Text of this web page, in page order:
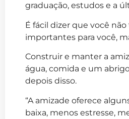
graduação, estudos e a
É fácil dizer que você
importantes para você,
Construir e manter a
água, comida e um
depois disso.
“A amizade oferece
baixa, menos estresse,